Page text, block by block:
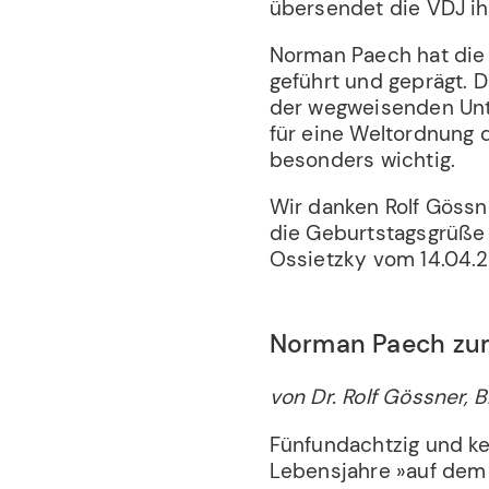
übersendet die VDJ
Norman Paech hat
geführt und geprägt.
der wegweisenden
für eine Weltordnung
besonders wichtig.
Wir danken Rolf
die
Ossietzky vom
Norman Paech
von Dr. Rolf Gössner,
Fünfundachtzig und
Lebensjahre »auf